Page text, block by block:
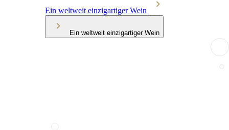
Ein weltweit einzigartiger Wein
Ein weltweit einzigartiger Wein